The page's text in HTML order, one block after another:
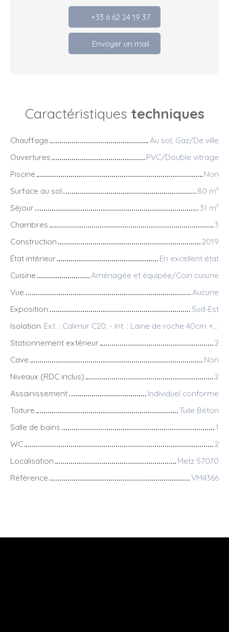
+33 6 62 24 19 37
Envoyer un mail
Caractéristiques techniques
Chauffage
Au sol, Gaz/De ville
Ouvertures
PVC/Double vitrage
Piscine
Non
Surface au sol
80 m²
Séjour
31 m²
Chambres
3
Construction
2019
État intérieur
En excellent état
Cuisine
Aménagée et équipée/Coin cuisine
Vue
Aucune
Exposition
Sud-Est
Isolation
Ext. : Calimur C20. - Int. : Laine de roche 40cm + plaque de platre 10cm
Stationnement extérieur
2
Cave
Non
Niveaux (RDC inclus)
2
Assainissement
Individuel conforme
Toiture
Tuile Béton
Salle de bains
1
WC
2
Localisation
Metz 57070
Référence
VM4366